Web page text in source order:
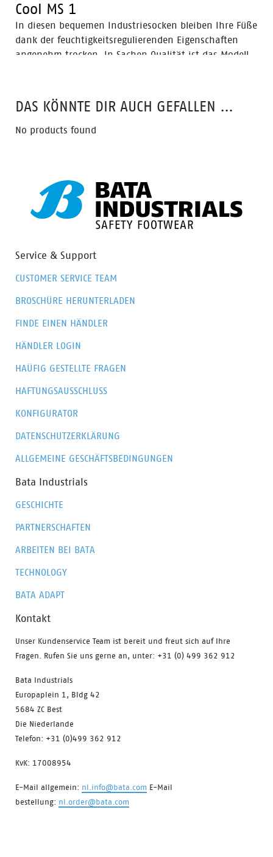
Cool MS 1
In diesen bequemen Industriesocken bleiben Ihre Füße
dank der feuchtigkeitsregulierenden Eigenschaften
angenehm trocken. In Sachen Qualität ist das Modell
DAS KÖNNTE DIR AUCH GEFALLEN …
No products found
Service & Support
CUSTOMER SERVICE TEAM
BROSCHÜRE HERUNTERLADEN
FINDE EINEN HÄNDLER
HÄNDLER LOGIN
HAÜFIG GESTELLTE FRAGEN
HAFTUNGSAUSSCHLUSS
KONFIGURATOR
DATENSCHUTZERKLÄRUNG
ALLGEMEINE GESCHÄFTSBEDINGUNGEN
Bata Industrials
GESCHICHTE
PARTNERSCHAFTEN
ARBEITEN BEI BATA
TECHNOLOGY
BATA ADAPT
Kontakt
Unser Kundenservice Team ist bereit und freut sich auf Ihre
Fragen. Rufen Sie uns gerne an, unter: +31 (0) 499 362 912
Bata Industrials
Europaplein 1, Bldg 42
5684 ZC Best
Die Niederlande
Telefon: +31 (0)499 362 912
KvK: 17008954
E-Mail allgemein: nl.info@bata.com E-Mail
bestellung: nl.order@bata.com